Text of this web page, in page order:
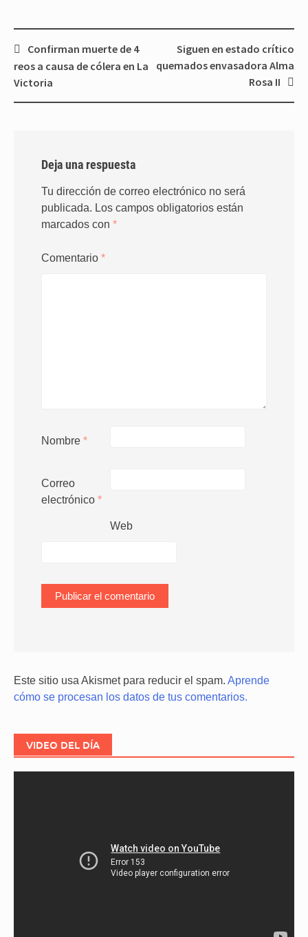
Navegación
de
entradas
Confirman muerte de 4
reos a causa de cólera en La
Victoria
Siguen en estado crítico
quemados envasadora Alma
Rosa II
Deja una respuesta
Tu dirección de correo electrónico no será
publicada. Los campos obligatorios están
marcados con *
Comentario *
Nombre *
Correo
electrónico *
Web
Este sitio usa Akismet para reducir el spam. Aprende
cómo se procesan los datos de tus comentarios.
VIDEO DEL DÍA